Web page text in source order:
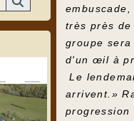
très près
groupe
d'un œil à
Le
arrivent.»
progression